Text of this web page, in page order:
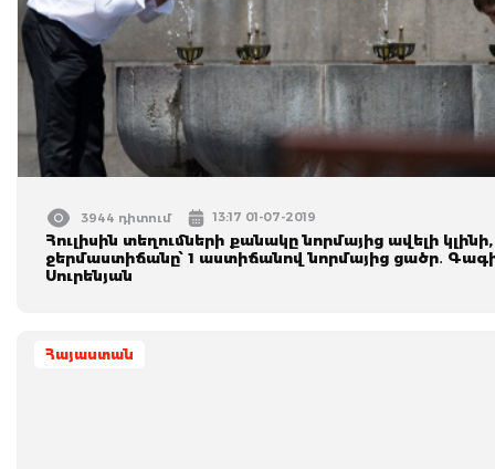
3944 դիտում 13:17 01-07-2019
Հուլիսին տեղումների քանակը նորմայից ավելի կլինի,
ջերմաստիճանը՝ 1 աստիճանով նորմայից ցածր․
Սուրենյան
Հայաստան